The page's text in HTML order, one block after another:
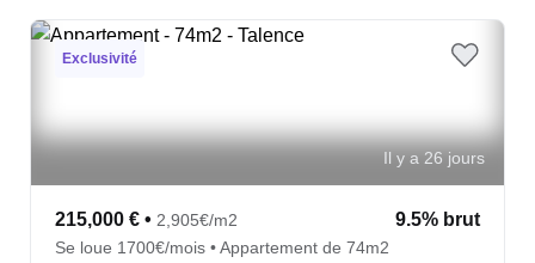
Exclusivité
Il y a 26 jours
215,000 € • 2,905€/m2 9.5% brut
Se loue 1700€/mois • Appartement de 74m2